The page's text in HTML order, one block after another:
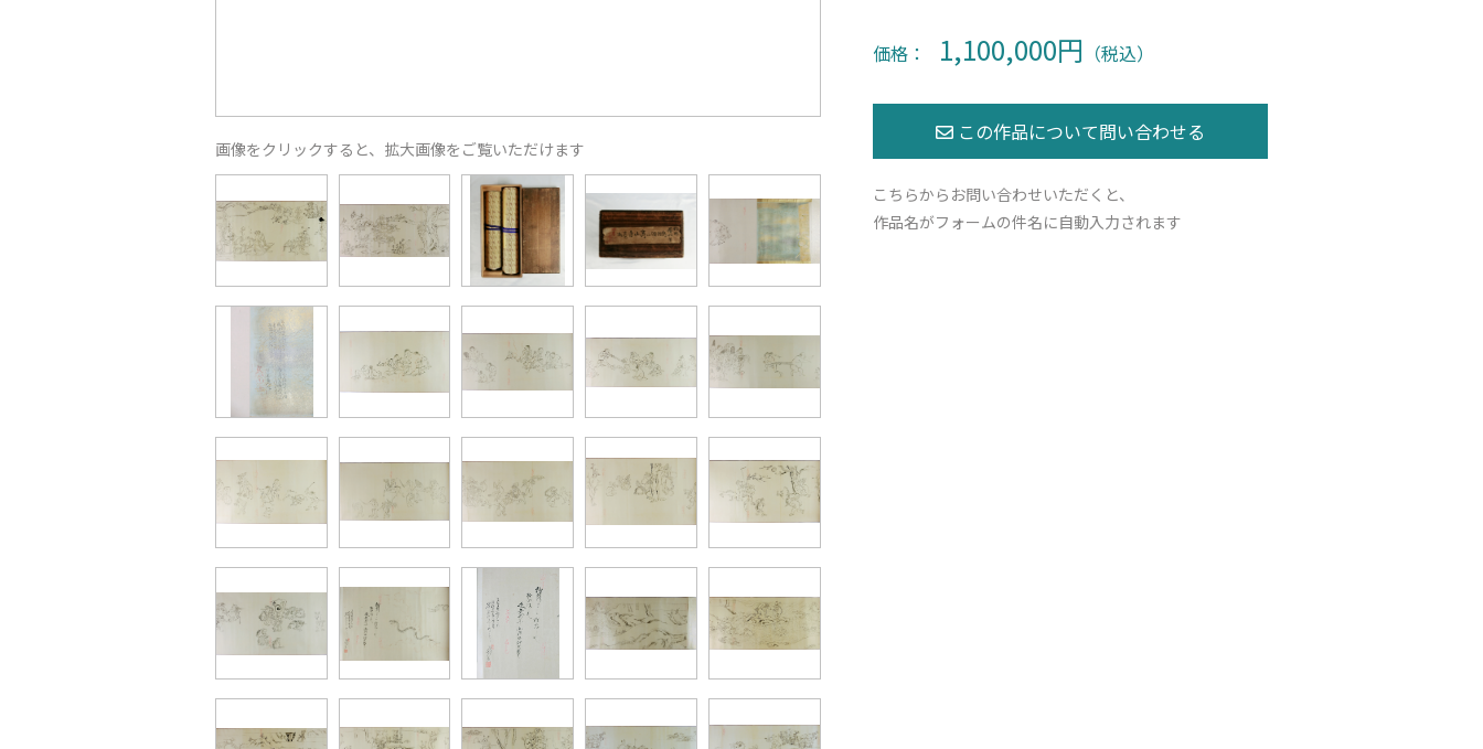
画像をクリックすると、拡大画像をご覧いただけます
価格： 1,100,000円 （税込）
こちらからお問い合わせいただくと、
作品名がフォームの件名に自動入力されます